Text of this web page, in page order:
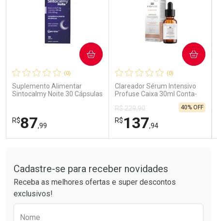
Comprar sem Desconto
Por R$ 41,99/cada
Comprar sem Desconto
Por R$ 41,99/cada
Comprar sem Desconto
Por R$ 14,39/cada
Comprar sem Desconto
Por R$ 14,39/cada
(0)
Suplemento Alimentar
Sintocalmy Noite 30 Cápsulas
R$87,99
COMPRAR
Laboratório
Por Menos
(0)
Clareador Sérum Intensivo
Profuse Caixa 30ml Conta-
R$ 229,90
R$137,94
40% OFF
COMPRAR
Laboratório
Por Menos
Cadastre-se para receber novidades
Receba as melhores ofertas e super descontos
exclusivos!
Nome